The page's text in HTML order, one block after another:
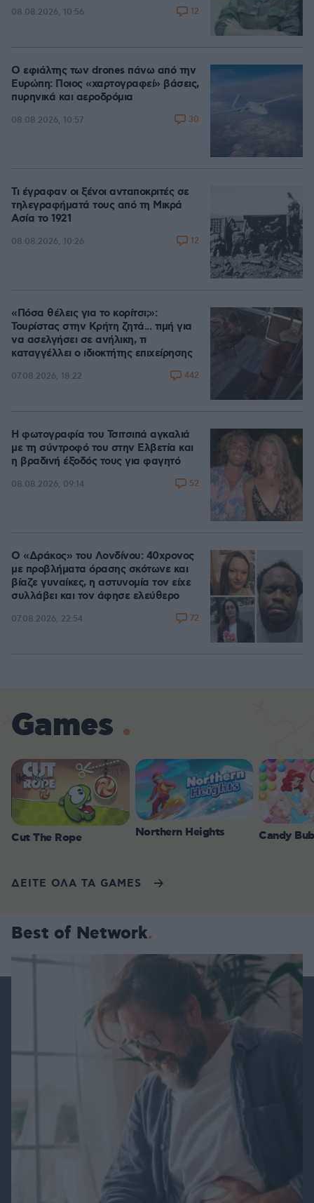
08.08.2026, 10:56 12
Ο εφιάλτης των drones πάνω από την
Ευρώπη: Ποιος «χαρτογραφεί» βάσεις,
πυρηνικά και αεροδρόμια
08.08.2026, 10:57 30
Τι έγραφαν οι ξένοι ανταποκριτές σε
τηλεγραφήματά τους από τη Μικρά
Ασία το 1921
08.08.2026, 10:26 12
«Πόσα θέλεις για το κορίτσι;»:
Τουρίστας στην Κρήτη ζητά... τιμή για
να ασελγήσει σε ανήλικη, τι
καταγγέλλει ο ιδιοκτήτης επιχείρησης
07.08.2026, 18:22 442
Η φωτογραφία του Τσιτσιπά αγκαλιά
με τη σύντροφό του στην Ελβετία και
η βραδινή έξοδός τους για φαγητό
08.08.2026, 09:14 52
Ο «Δράκος» του Λονδίνου: 40χρονος
με προβλήματα όρασης σκότωνε και
βίαζε γυναίκες, η αστυνομία τον είχε
συλλάβει και τον άφησε ελεύθερο
07.08.2026, 22:54 72
Games
Cut The Rope Northern Heights Candy
ΔΕΙΤΕ ΟΛΑ ΤΑ GAMES
Best of Network